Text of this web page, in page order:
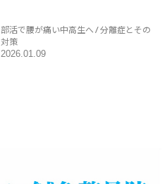
部活で腰が痛い中高生へ / 分離症とその
対策
2026.01.09